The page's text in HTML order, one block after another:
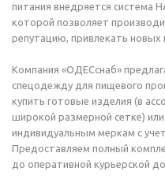
питания внедряется система
которой позволяет
репутацию, привлекать новых
Компания «ОДЕСснаб»
спецодежду для пищевого
купить готовые изделия (в
широкой размерной сетке)
индивидуальным меркам с
Предоставляем полный
до оперативной курьерской